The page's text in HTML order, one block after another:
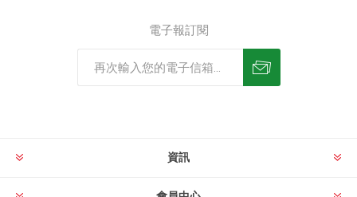
電子報訂閱
資訊